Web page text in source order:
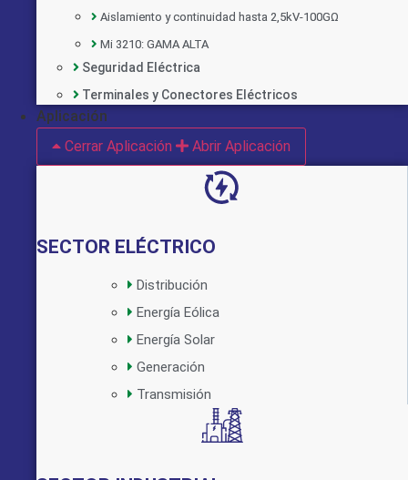
Aislamiento y continuidad hasta 2,5kV-100GΩ
Mi 3210: GAMA ALTA
Seguridad Eléctrica
Terminales y Conectores Eléctricos
Aplicación
Cerrar Aplicación
Abrir Aplicación
Implementado por:
SECTOR ELÉCTRICO
Distribución
Energía Eólica
Energía Solar
Generación
Transmisión